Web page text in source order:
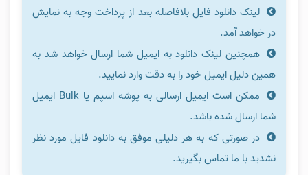
لینک دانلود فایل بلافاصله بعد از پرداخت وجه به نمایش
در خواهد آمد.
همچنین لینک دانلود به ایمیل شما ارسال خواهد شد به
همین دلیل ایمیل خود را به دقت وارد نمایید.
ممکن است ایمیل ارسالی به پوشه اسپم یا Bulk ایمیل
شما ارسال شده باشد.
در صورتی که به هر دلیلی موفق به دانلود فایل مورد نظر
نشدید با ما تماس بگیرید.